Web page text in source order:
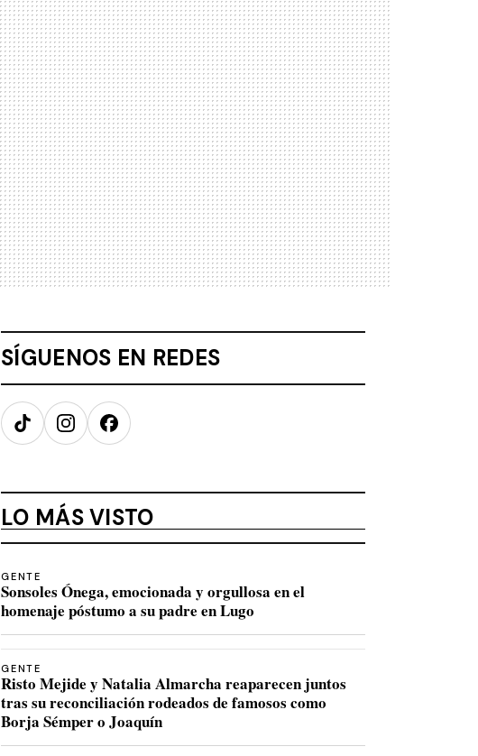
SÍGUENOS EN REDES
TikTokInstagramFacebook
LO MÁS VISTO
GENTE
Sonsoles Ónega, emocionada y orgullosa en el
homenaje póstumo a su padre en Lugo
GENTE
Risto Mejide y Natalia Almarcha reaparecen juntos
tras su reconciliación rodeados de famosos como
Borja Sémper o Joaquín